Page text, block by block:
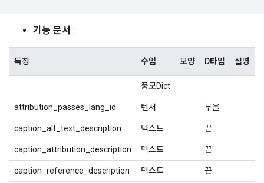
기능 문서 :
특징 수업 모양 D타입 설명
풍모Dict
attribution_passes_lang_id 텐서 부울
caption_alt_text_description 텍스트 끈
caption_attribution_description 텍스트 끈
caption_reference_description 텍스트 끈